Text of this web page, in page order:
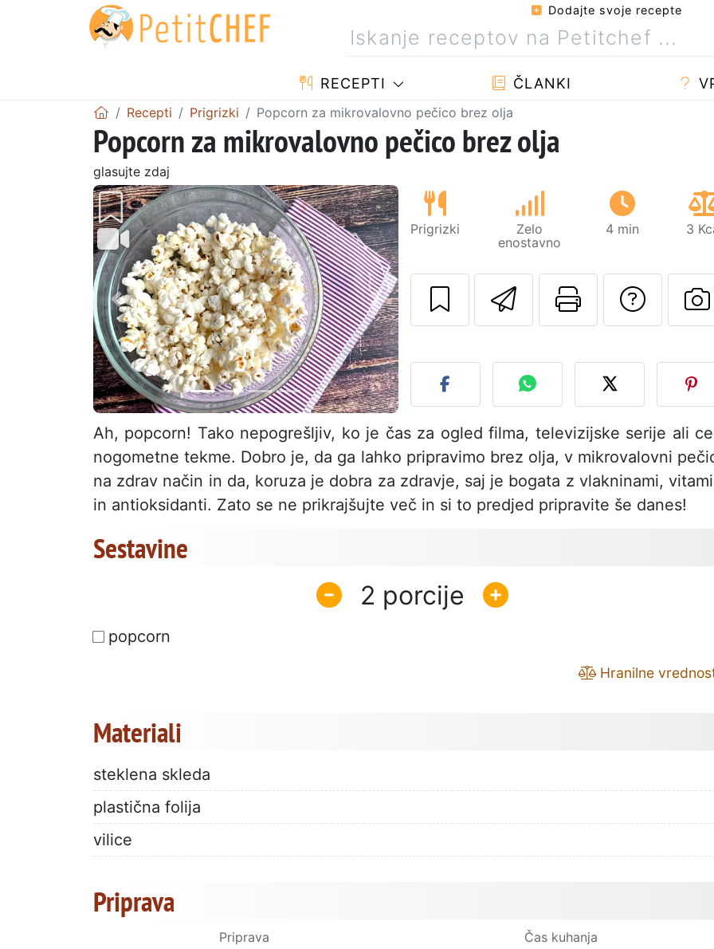
Dodajte svoje recepte
RECEPTI ČLANKI
Recepti Prigrizki Popcorn za mikrovalovno pečico brez olja
Popcorn za mikrovalovno pečico brez olja
glasujte zdaj
Prejšnji Naslednji
Prigrizki
Zelo
enostavno
4 min 3
Pošlji taNatisni to
Ah, popcorn! Tako nepogrešljiv, ko je čas za ogled filma, televizijske serije ali
nogometne tekme. Dobro je, da ga lahko pripravimo brez olja, v mikrovalovni
na zdrav način in da, koruza je dobra za zdravje, saj je bogata z vlakninami,
in antioksidanti. Zato se ne prikrajšujte več in si to predjed pripravite še danes!
Sestavine
2
popcorn
Hranilne
Materiali
steklena skleda
plastična folija
vilice
Priprava
Priprava
Čas kuhanja